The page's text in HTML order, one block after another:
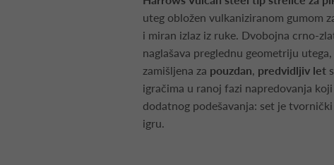
uteg obložen vulkaniziranom gumom
i miran izlaz iz ruke. Dvobojna crno-
naglašava preglednu geometriju
zamišljena za pouzdan, predvidljiv let
igračima u ranoj fazi napredovanja
dodatnog podešavanja: set je
igru.